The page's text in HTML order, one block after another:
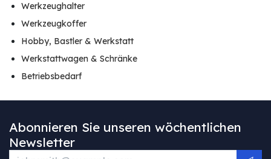
Werkzeughalter
Werkzeugkoffer
Hobby, Bastler & Werkstatt
Werkstattwagen & Schränke
Betriebsbedarf
Abonnieren Sie unseren wöchentlichen
Newsletter